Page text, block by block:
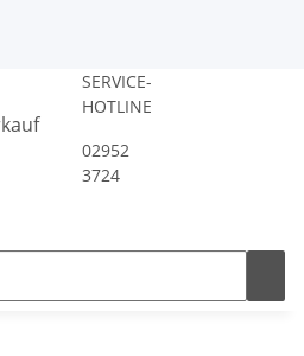
SERVICE-
HOTLINE
02952
3724